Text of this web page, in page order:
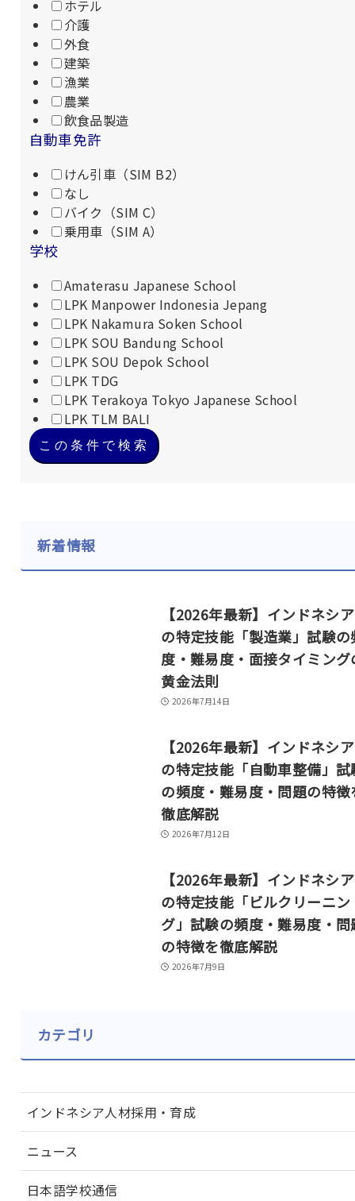
ホテル
介護
外食
建築
漁業
農業
飲食品製造
自動車免許
けん引車（SIM B2）
なし
バイク（SIM C）
乗用車（SIM A）
学校
Amaterasu Japanese School
LPK Manpower Indonesia Jepang
LPK Nakamura Soken School
LPK SOU Bandung School
LPK SOU Depok School
LPK TDG
LPK Terakoya Tokyo Japanese School
LPK TLM BALI
この条件で検索
新着情報
【2026年最新】インドネシ
の特定技能「製造業」試験の
度・難易度・面接タイミング
黄金法則
2026年7月14日
【2026年最新】インドネシ
の特定技能「自動車整備」試
の頻度・難易度・問題の特徴
徹底解説
2026年7月12日
【2026年最新】インドネシ
の特定技能「ビルクリーニン
グ」試験の頻度・難易度・問
の特徴を徹底解説
2026年7月9日
カテゴリ
インドネシア人材採用・育成
ニュース
日本語学校通信